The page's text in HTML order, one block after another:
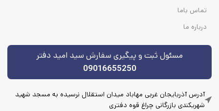
تماس باما
درباره ما
مسئول ثبت و پیگیری سفارش سید امید دفتر
09016655250
آدرس آذربایجان غربی مهاباد میدان استقلال نرسیده به مسجد شهید
شهریکندی بازرگانی چراغ قوه دفتری